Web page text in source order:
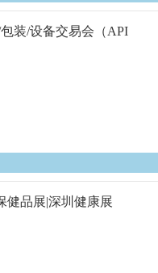
装/设备交易会（API
健品展|深圳健康展